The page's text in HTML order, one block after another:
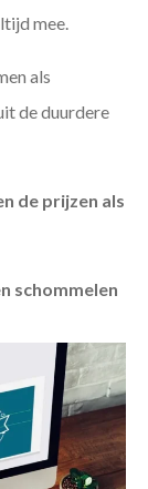
mee.
als
de duurdere
de prijzen als
schommelen